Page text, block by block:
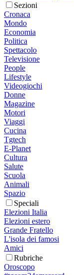
Sezioni
Cronaca
Mondo
Economia
Politica
Spettacolo
Televisione
People
Lifestyle
Videogiochi
Donne
Magazine
Motori
Viaggi
Cucina
Tgtech
E-Planet
Cultura
Salute
Scuola
Animali
Spazio
Speciali
Elezioni Italia
Elezioni estero
Grande Fratello
L'isola dei famosi
Amici
Rubriche
Oroscopo